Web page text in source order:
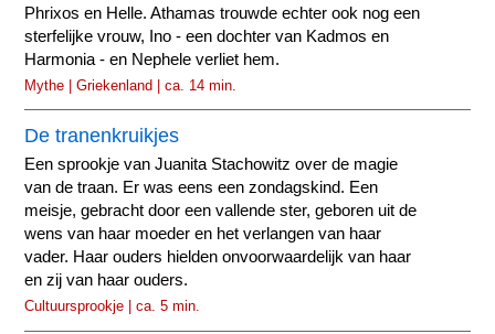
Phrixos en Helle. Athamas trouwde echter ook nog een
sterfelijke vrouw, Ino - een dochter van Kadmos en
Harmonia - en Nephele verliet hem.
Mythe | Griekenland | ca. 14 min.
De tranenkruikjes
Een sprookje van Juanita Stachowitz over de magie
van de traan. Er was eens een zondagskind. Een
meisje, gebracht door een vallende ster, geboren uit de
wens van haar moeder en het verlangen van haar
vader. Haar ouders hielden onvoorwaardelijk van haar
en zij van haar ouders.
Cultuursprookje | ca. 5 min.